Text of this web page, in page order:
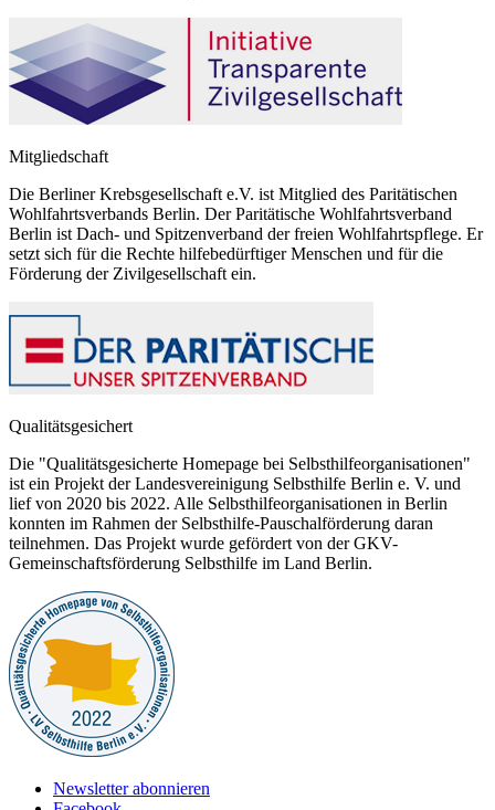
Mitgliedschaft
Die Berliner Krebsgesellschaft e.V. ist Mitglied des Paritätischen
Wohlfahrtsverbands Berlin. Der Paritätische Wohlfahrtsverband
Berlin ist Dach- und Spitzenverband der freien Wohlfahrtspflege. Er
setzt sich für die Rechte hilfebedürftiger Menschen und für die
Förderung der Zivilgesellschaft ein.
Qualitätsgesichert
Die "Qualitätsgesicherte Homepage bei Selbsthilfeorganisationen"
ist ein Projekt der Landesvereinigung Selbsthilfe Berlin e. V. und
lief von 2020 bis 2022. Alle Selbsthilfeorganisationen in Berlin
konnten im Rahmen der Selbsthilfe-Pauschalförderung daran
teilnehmen. Das Projekt wurde gefördert von der GKV-
Gemeinschaftsförderung Selbsthilfe im Land Berlin.
Newsletter abonnieren